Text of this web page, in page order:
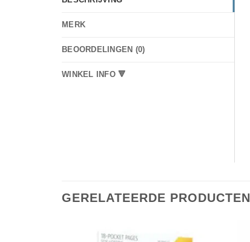
MERK
BEOORDELINGEN (0)
WINKEL INFO 🔻
GERELATEERDE PRODUCTEN